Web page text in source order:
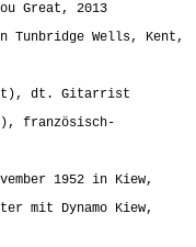
Great, 2013
Tunbridge Wells, Kent,
dt. Gitarrist
französisch-
1952 in Kiew,
mit Dynamo Kiew,